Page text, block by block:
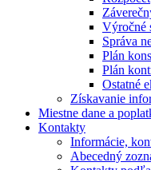
Výročné
Správa
Plán
Plán
Ostatné
Získavanie
Miestne dane a
Kontakty
Informácie,
Abecedný